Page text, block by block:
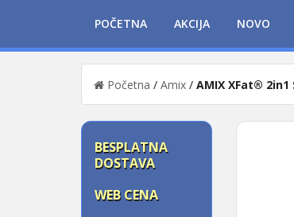
POČETNA AKCIJA NOVO
Početna / Amix / AMIX XFat® 2in1
BESPLATNA
DOSTAVA
WEB CENA